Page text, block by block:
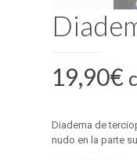
19,90€
Diadema de
nudo en la parte